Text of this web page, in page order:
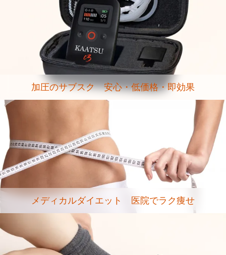
加圧のサブスク 安心・低価格・即効果
メディカルダイエット 医院でラク痩せ